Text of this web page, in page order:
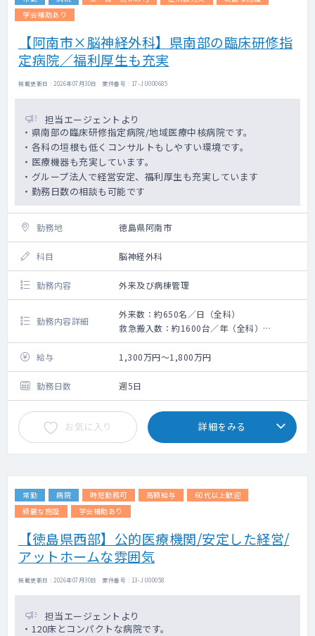
学会補助あり
【阿南市×脳神経外科】県南部の臨床研修指
定病院／福利厚生も充実
掲載更新日 : 2026年07月30日 案件番号 : 17-JU000685
担当エージェントより
・県南部の臨床研修指定病院/地域医療中核病院です。
・各科の垣根も低くコンサルトもしやすい環境です。
・医療機器も充実しています。
・グループ法人で経営安定、福利厚生も充実しています
・勤務日数の相談も可能です
勤務地 徳島県阿南市
科目 脳神経外科
勤務内容 外来及び病棟管理
勤務内容詳細
外来数：約650名／日（全科）
救急搬入数：約1600台／年（全科）
手術数：（確認中）
給与
1,300万円～1,800万円
勤務日数 週5日
お気に入り 詳細をみる
常勤 病院 時短勤務可 高額給与
60代以上歓迎
綺麗な施設
学会補助あり
【徳島県西部】公的医療機関/安定した経営/
アットホームな雰囲気
掲載更新日 : 2026年07月30日 案件番号 : 13-JU00058
担当エージェントより
・120床とコンパクトな病院です。